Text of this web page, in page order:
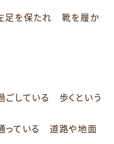
足を保たれ 靴を履か
ごしている 歩くという
っている 道路や地面